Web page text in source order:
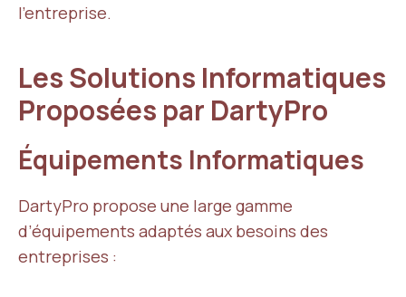
l’entreprise.
Les Solutions Informatiques
Proposées par DartyPro
Équipements Informatiques
DartyPro propose une large gamme
d’équipements adaptés aux besoins des
entreprises :